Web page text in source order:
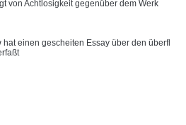
von Achtlosigkeit gegenüber dem Werk
einen gescheiten Essay über den überfl